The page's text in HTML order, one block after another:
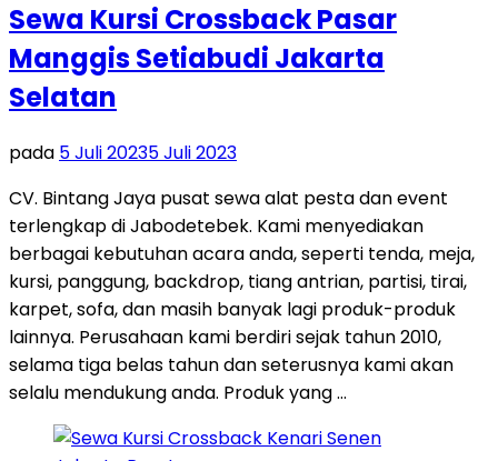
Sewa Kursi Crossback Pasar
Manggis Setiabudi Jakarta
Selatan
pada 5 Juli 20235 Juli 2023
CV. Bintang Jaya pusat sewa alat pesta dan event
terlengkap di Jabodetebek. Kami menyediakan
berbagai kebutuhan acara anda, seperti tenda, meja,
kursi, panggung, backdrop, tiang antrian, partisi, tirai,
karpet, sofa, dan masih banyak lagi produk-produk
lainnya. Perusahaan kami berdiri sejak tahun 2010,
selama tiga belas tahun dan seterusnya kami akan
selalu mendukung anda. Produk yang …